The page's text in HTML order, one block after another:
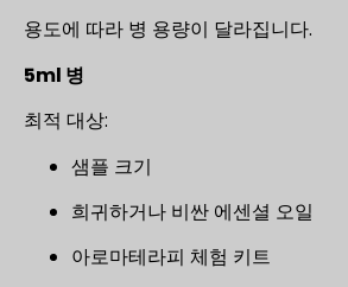
용도에 따라 병 용량이 달라집니다.
5ml 병
최적 대상:
샘플 크기
희귀하거나 비싼 에센셜 오일
아로마테라피 체험 키트